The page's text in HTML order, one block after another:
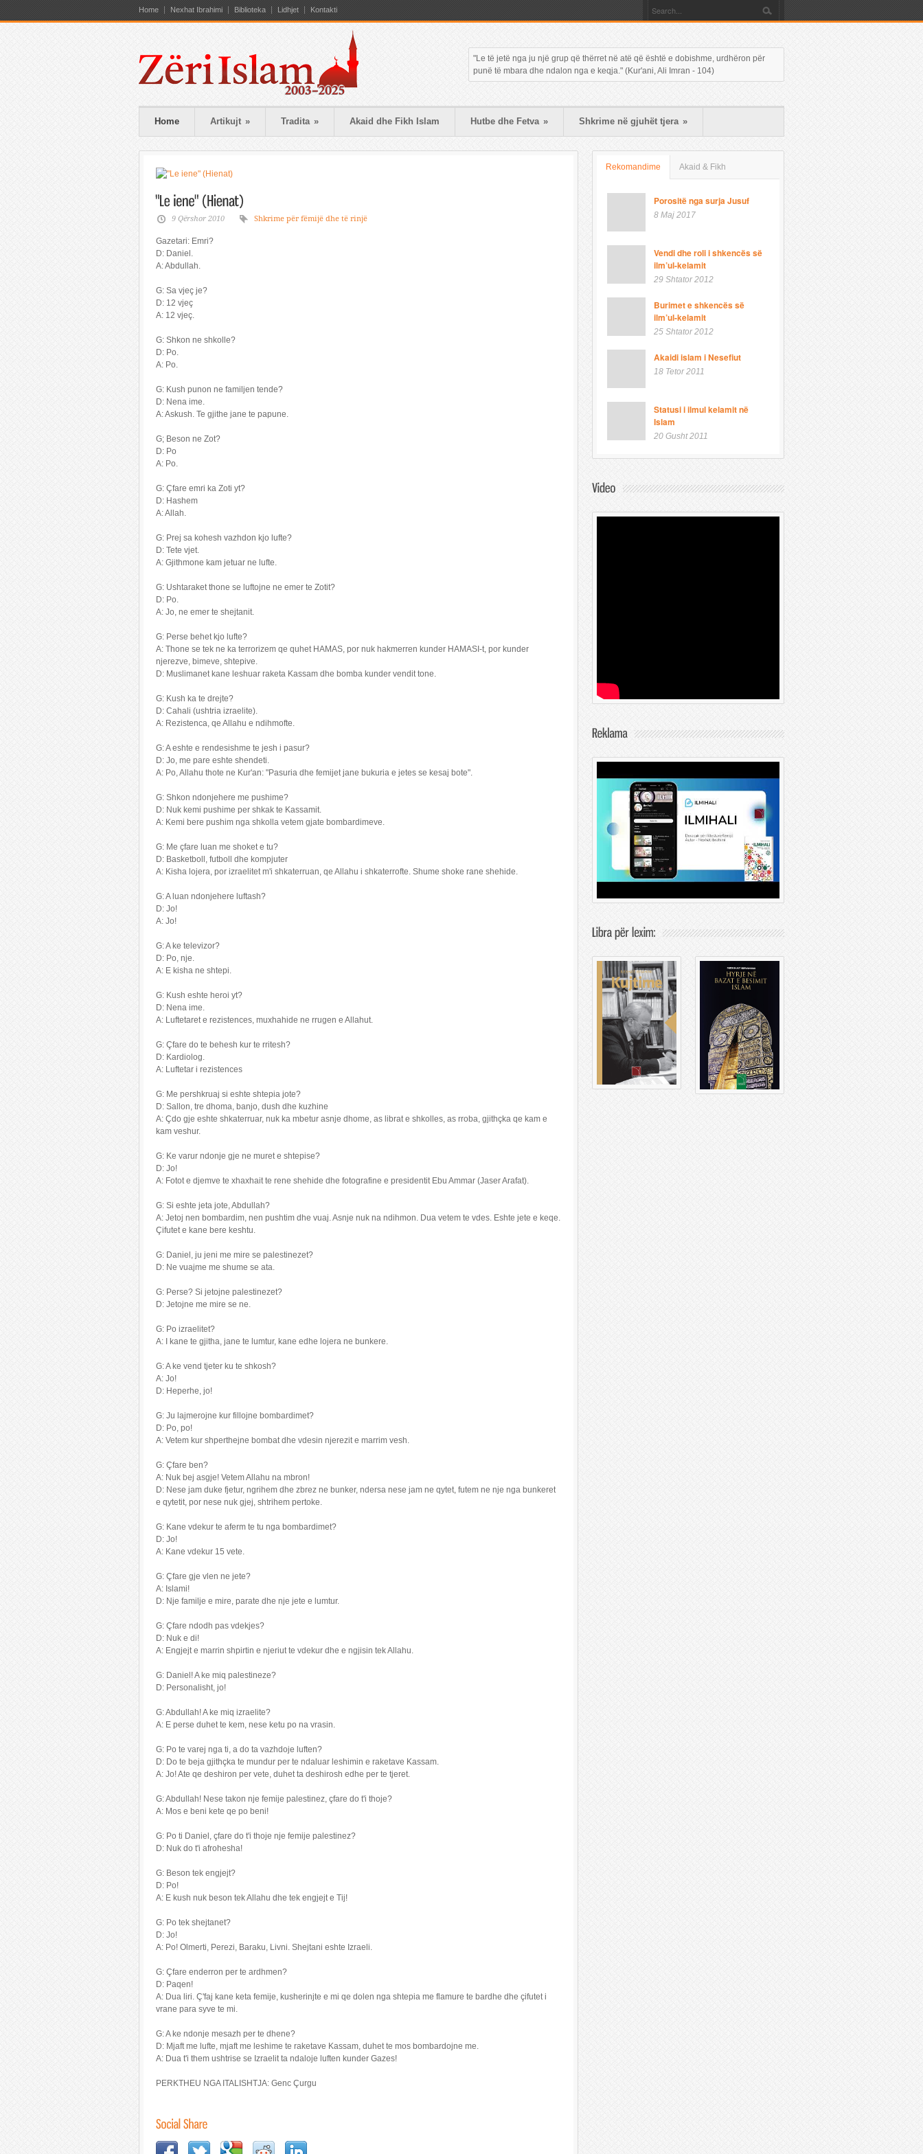
Home Nexhat Ibrahimi Biblioteka Lidhjet Kontakti
"Le të jetë nga ju një grup që thërret në atë që është e dobishme, urdhëron për
punë të mbara dhe ndalon nga e keqja." (Kur'ani, Ali Imran - 104)
Home Artikujt » Tradita » Akaid dhe Fikh Islam Hutbe dhe Fetva » Shkrime në gjuhët tjera »
9 Qërshor 2010 Shkrime për fëmijë dhe të rinjë
Gazetari: Emri?
D: Daniel.
A: Abdullah.
G: Sa vjeç je?
D: 12 vjeç
A: 12 vjeç.
G: Shkon ne shkolle?
D: Po.
A: Po.
G: Kush punon ne familjen tende?
D: Nena ime.
A: Askush. Te gjithe jane te papune.
G; Beson ne Zot?
D: Po
A: Po.
G: Çfare emri ka Zoti yt?
D: Hashem
A: Allah.
G: Prej sa kohesh vazhdon kjo lufte?
D: Tete vjet.
A: Gjithmone kam jetuar ne lufte.
G: Ushtaraket thone se luftojne ne emer te Zotit?
D: Po.
A: Jo, ne emer te shejtanit.
G: Perse behet kjo lufte?
A: Thone se tek ne ka terrorizem qe quhet HAMAS, por nuk hakmerren kunder HAMASI-t, por kunder
njerezve, bimeve, shtepive.
D: Muslimanet kane leshuar raketa Kassam dhe bomba kunder vendit tone.
G: Kush ka te drejte?
D: Cahali (ushtria izraelite).
A: Rezistenca, qe Allahu e ndihmofte.
G: A eshte e rendesishme te jesh i pasur?
D: Jo, me pare eshte shendeti.
A: Po, Allahu thote ne Kur'an: "Pasuria dhe femijet jane bukuria e jetes se kesaj bote".
G: Shkon ndonjehere me pushime?
D: Nuk kemi pushime per shkak te Kassamit.
A: Kemi bere pushim nga shkolla vetem gjate bombardimeve.
G: Me çfare luan me shoket e tu?
D: Basketboll, futboll dhe kompjuter
A: Kisha lojera, por izraelitet m'i shkaterruan, qe Allahu i shkaterrofte. Shume shoke rane shehide.
G: A luan ndonjehere luftash?
D: Jo!
A: Jo!
G: A ke televizor?
D: Po, nje.
A: E kisha ne shtepi.
G: Kush eshte heroi yt?
D: Nena ime.
A: Luftetaret e rezistences, muxhahide ne rrugen e Allahut.
G: Çfare do te behesh kur te rritesh?
D: Kardiolog.
A: Luftetar i rezistences
G: Me pershkruaj si eshte shtepia jote?
D: Sallon, tre dhoma, banjo, dush dhe kuzhine
A: Çdo gje eshte shkaterruar, nuk ka mbetur asnje dhome, as librat e shkolles, as rroba, gjithçka qe kam e
kam veshur.
G: Ke varur ndonje gje ne muret e shtepise?
D: Jo!
A: Fotot e djemve te xhaxhait te rene shehide dhe fotografine e presidentit Ebu Ammar (Jaser Arafat).
G: Si eshte jeta jote, Abdullah?
A: Jetoj nen bombardim, nen pushtim dhe vuaj. Asnje nuk na ndihmon. Dua vetem te vdes. Eshte jete e keqe.
Çifutet e kane bere keshtu.
G: Daniel, ju jeni me mire se palestinezet?
D: Ne vuajme me shume se ata.
G: Perse? Si jetojne palestinezet?
D: Jetojne me mire se ne.
G: Po izraelitet?
A: I kane te gjitha, jane te lumtur, kane edhe lojera ne bunkere.
G: A ke vend tjeter ku te shkosh?
A: Jo!
D: Heperhe, jo!
G: Ju lajmerojne kur fillojne bombardimet?
D: Po, po!
A: Vetem kur shperthejne bombat dhe vdesin njerezit e marrim vesh.
G: Çfare ben?
A: Nuk bej asgje! Vetem Allahu na mbron!
D: Nese jam duke fjetur, ngrihem dhe zbrez ne bunker, ndersa nese jam ne qytet, futem ne nje nga bunkeret
e qytetit, por nese nuk gjej, shtrihem pertoke.
G: Kane vdekur te aferm te tu nga bombardimet?
D: Jo!
A: Kane vdekur 15 vete.
G: Çfare gje vlen ne jete?
A: Islami!
D: Nje familje e mire, parate dhe nje jete e lumtur.
G: Çfare ndodh pas vdekjes?
D: Nuk e di!
A: Engjejt e marrin shpirtin e njeriut te vdekur dhe e ngjisin tek Allahu.
G: Daniel! A ke miq palestineze?
D: Personalisht, jo!
G: Abdullah! A ke miq izraelite?
A: E perse duhet te kem, nese ketu po na vrasin.
G: Po te varej nga ti, a do ta vazhdoje luften?
D: Do te beja gjithçka te mundur per te ndaluar leshimin e raketave Kassam.
A: Jo! Ate qe deshiron per vete, duhet ta deshirosh edhe per te tjeret.
G: Abdullah! Nese takon nje femije palestinez, çfare do t'i thoje?
A: Mos e beni kete qe po beni!
G: Po ti Daniel, çfare do t'i thoje nje femije palestinez?
D: Nuk do t'i afrohesha!
G: Beson tek engjejt?
D: Po!
A: E kush nuk beson tek Allahu dhe tek engjejt e Tij!
G: Po tek shejtanet?
D: Jo!
A: Po! Olmerti, Perezi, Baraku, Livni. Shejtani eshte Izraeli.
G: Çfare enderron per te ardhmen?
D: Paqen!
A: Dua liri. Ç'faj kane keta femije, kusherinjte e mi qe dolen nga shtepia me flamure te bardhe dhe çifutet i
vrane para syve te mi.
G: A ke ndonje mesazh per te dhene?
D: Mjaft me lufte, mjaft me leshime te raketave Kassam, duhet te mos bombardojne me.
A: Dua t'i them ushtrise se Izraelit ta ndaloje luften kunder Gazes!
PERKTHEU NGA ITALISHTJA: Genc Çurgu
Rekomandime Akaid & Fikh
Porositë nga surja Jusuf
8 Maj 2017
Vendi dhe roli i shkencës së
ilm’ul-kelamit
29 Shtator 2012
Burimet e shkencës së
ilm’ul-kelamit
25 Shtator 2012
Akaidi islam i Nesefiut
18 Tetor 2011
Statusi i ilmul kelamit në
Islam
20 Gusht 2011